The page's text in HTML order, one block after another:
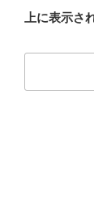
上に表示さ